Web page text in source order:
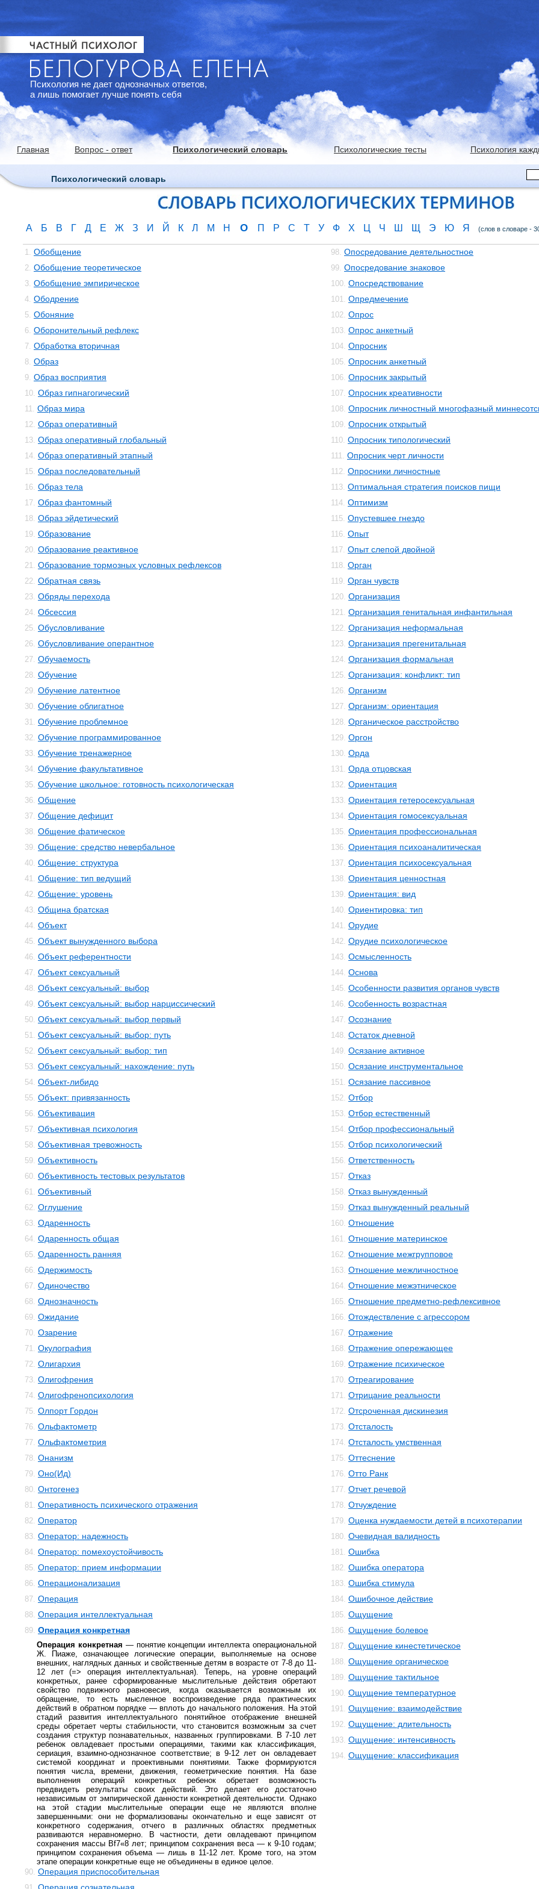
Психология не дает однозначных ответов,
а лишь помогает лучше понять себя
Главная Вопрос - ответ Психологический словарь Психологические тесты Психология
Психологический словарь
А Б В Г Д Е Ж З И Й К Л М Н О П Р С Т У Ф Х Ц Ч Ш Щ Э Ю Я (слов в словаре -
1. Обобщение
2. Обобщение теоретическое
3. Обобщение эмпирическое
4. Ободрение
5. Обоняние
6. Оборонительный рефлекс
7. Обработка вторичная
8. Образ
9. Образ восприятия
10. Образ гипнагогический
11. Образ мира
12. Образ оперативный
13. Образ оперативный глобальный
14. Образ оперативный этапный
15. Образ последовательный
16. Образ тела
17. Образ фантомный
18. Образ эйдетический
19. Образование
20. Образование реактивное
21. Образование тормозных условных рефлексов
22. Обратная связь
23. Обряды перехода
24. Обсессия
25. Обусловливание
26. Обусловливание оперантное
27. Обучаемость
28. Обучение
29. Обучение латентное
30. Обучение облигатное
31. Обучение проблемное
32. Обучение программированное
33. Обучение тренажерное
34. Обучение факультативное
35. Обучение школьное: готовность психологическая
36. Общение
37. Общение дефицит
38. Общение фатическое
39. Общение: средство невербальное
40. Общение: структура
41. Общение: тип ведущий
42. Общение: уровень
43. Община братская
44. Объект
45. Объект вынужденного выбора
46. Объект референтности
47. Объект сексуальный
48. Объект сексуальный: выбор
49. Объект сексуальный: выбор нарциссический
50. Объект сексуальный: выбор первый
51. Объект сексуальный: выбор: путь
52. Объект сексуальный: выбор: тип
53. Объект сексуальный: нахождение: путь
54. Объект-либидо
55. Объект: привязанность
56. Объективация
57. Объективная психология
58. Объективная тревожность
59. Объективность
60. Объективность тестовых результатов
61. Объективный
62. Оглушение
63. Одаренность
64. Одаренность общая
65. Одаренность ранняя
66. Одержимость
67. Одиночество
68. Однозначность
69. Ожидание
70. Озарение
71. Окулография
72. Олигархия
73. Олигофрения
74. Олигофренопсихология
75. Олпорт Гордон
76. Ольфактометр
77. Ольфактометрия
78. Онанизм
79. Оно(Ид)
80. Онтогенез
81. Оперативность психического отражения
82. Оператор
83. Оператор: надежность
84. Оператор: помехоустойчивость
85. Оператор: прием информации
86. Операционализация
87. Операция
88. Операция интеллектуальная
89. Операция конкретная
Операция конкретная — понятие концепции интеллекта операциональной
Ж. Пиаже, означающее логические операции, выполняемые на основе
внешних, наглядных данных и свойственные детям в возрасте от 7-8 до 11-
12 лет (=> операция интеллектуальная). Теперь, на уровне операций
конкретных, ранее сформированные мыслительные действия обретают
свойство подвижного равновесия, когда оказывается возможным их
обращение, то есть мысленное воспроизведение ряда практических
действий в обратном порядке — вплоть до начального положения. На этой
стадий развития интеллектуального понятийное отображение внешней
среды обретает черты стабильности, что становится возможным за счет
создания структур познавательных, названных группировками. В 7-10 лет
ребенок овладевает простыми операциями, такими как классификация,
сериация, взаимно-однозначное соответствие; в 9-12 лет он овладевает
системой координат и проективными понятиями. Также формируются
понятия числа, времени, движения, геометрические понятия. На базе
выполнения операций конкретных ребенок обретает возможность
предвидеть результаты своих действий. Это делает его достаточно
независимым от эмпирической данности конкретной деятельности. Однако
на этой стадии мыслительные операции еще не являются вполне
завершенными: они не формализованы окончательно и еще зависят от
конкретного содержания, отчего в различных областях предметных
развиваются неравномерно. В частности, дети овладевают принципом
сохранения массы Bf7«8 лет; принципом сохранения веса — к 9-10 годам;
принципом сохранения объема — лишь в 11-12 лет. Кроме того, на этом
этапе операции конкретные еще не объединены в единое целое.
90. Операция приспособительная
98. Опосредование деятельностное
99. Опосредование знаковое
100. Опосредствование
101. Опредмечение
102. Опрос
103. Опрос анкетный
104. Опросник
105. Опросник анкетный
106. Опросник закрытый
107. Опросник креативности
108. Опросник личностный многофазный
109. Опросник открытый
110. Опросник типологический
111. Опросник черт личности
112. Опросники личностные
113. Оптимальная стратегия поисков пищи
114. Оптимизм
115. Опустевшее гнездо
116. Опыт
117. Опыт слепой двойной
118. Орган
119. Орган чувств
120. Организация
121. Организация генитальная инфантильная
122. Организация неформальная
123. Организация прегенитальная
124. Организация формальная
125. Организация: конфликт: тип
126. Организм
127. Организм: ориентация
128. Органическое расстройство
129. Оргон
130. Орда
131. Орда отцовская
132. Ориентация
133. Ориентация гетеросексуальная
134. Ориентация гомосексуальная
135. Ориентация профессиональная
136. Ориентация психоаналитическая
137. Ориентация психосексуальная
138. Ориентация ценностная
139. Ориентация: вид
140. Ориентировка: тип
141. Орудие
142. Орудие психологическое
143. Осмысленность
144. Основа
145. Особенности развития органов чувств
146. Особенность возрастная
147. Осознание
148. Остаток дневной
149. Осязание активное
150. Осязание инструментальное
151. Осязание пассивное
152. Отбор
153. Отбор естественный
154. Отбор профессиональный
155. Отбор психологический
156. Ответственность
157. Отказ
158. Отказ вынужденный
159. Отказ вынужденный реальный
160. Отношение
161. Отношение материнское
162. Отношение межгрупповое
163. Отношение межличностное
164. Отношение межэтническое
165. Отношение предметно-рефлексивное
166. Отождествление с агрессором
167. Отражение
168. Отражение опережающее
169. Отражение психическое
170. Отреагирование
171. Отрицание реальности
172. Отсроченная дискинезия
173. Отсталость
174. Отсталость умственная
175. Оттеснение
176. Отто Ранк
177. Отчет речевой
178. Отчуждение
179. Оценка нуждаемости детей в психотерапии
180. Очевидная валидность
181. Ошибка
182. Ошибка оператора
183. Ошибка стимула
184. Ошибочное действие
185. Ощущение
186. Ощущение болевое
187. Ощущение кинестетическое
188. Ощущение органическое
189. Ощущение тактильное
190. Ощущение температурное
191. Ощущение: взаимодействие
192. Ощущение: длительность
193. Ощущение: интенсивность
194. Ощущение: классификация